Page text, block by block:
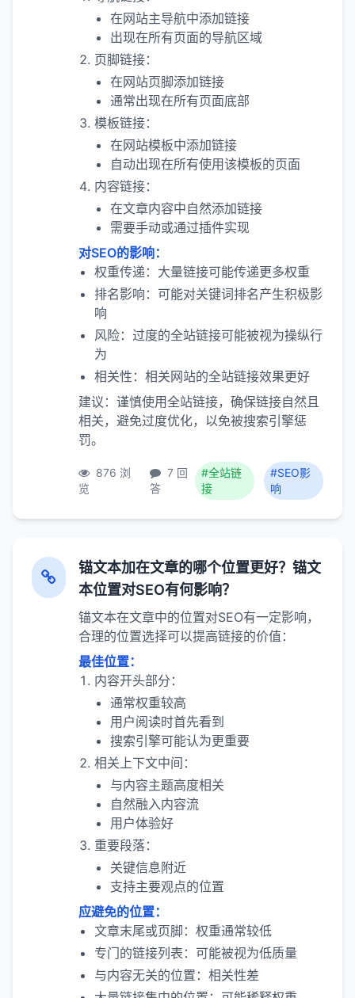
在网站主导航中添加链接
出现在所有页面的导航区域
页脚链接：
在网站页脚添加链接
通常出现在所有页面底部
模板链接：
在网站模板中添加链接
自动出现在所有使用该模板的页面
内容链接：
在文章内容中自然添加链接
需要手动或通过插件实现
对SEO的影响：
权重传递：大量链接可能传递更多权重
排名影响：可能对关键词排名产生积极影
响
风险：过度的全站链接可能被视为操纵行
为
相关性：相关网站的全站链接效果更好
建议：谨慎使用全站链接，确保链接自然且
相关，避免过度优化，以免被搜索引擎惩
罚。
876 浏
览
7 回
答
#全站链
接
#SEO影
响
锚文本加在文章的哪个位置更好？锚文
本位置对SEO有何影响？
锚文本在文章中的位置对SEO有一定影响，
合理的位置选择可以提高链接的价值：
最佳位置：
内容开头部分：
通常权重较高
用户阅读时首先看到
搜索引擎可能认为更重要
相关上下文中间：
与内容主题高度相关
自然融入内容流
用户体验好
重要段落：
关键信息附近
支持主要观点的位置
应避免的位置：
文章末尾或页脚：权重通常较低
专门的链接列表：可能被视为低质量
与内容无关的位置：相关性差